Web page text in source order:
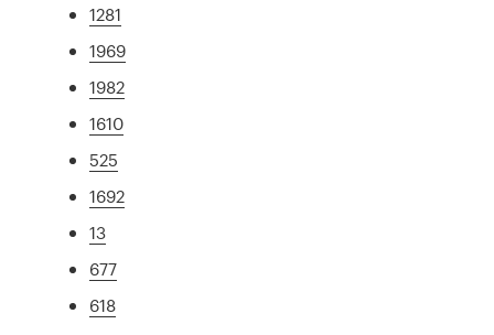
1281
1969
1982
1610
525
1692
13
677
618